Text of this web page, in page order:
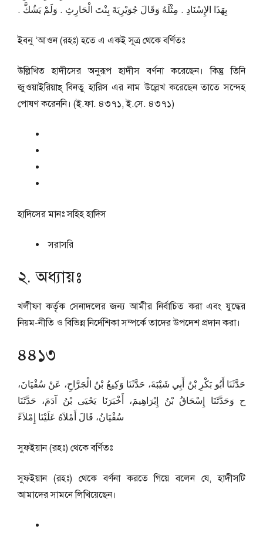
بِهَذَا الإِسْنَادِ ‏.‏ مِثْلَهُ وَقَالَ جُوَيْرِيَةَ بِنْتَ الْحَارِثِ ‏.‏ وَلَمْ يَشُكَّ ‏.‏
ইবনু ‘আওন (রহঃ) হতে এ একই সূত্র থেকে বর্ণিতঃ
উল্লিখিত হাদীসের অনুরূপ হাদীস বর্ণনা করেছেন। কিন্তু তিনি
জুওয়াইরিয়াহ্ বিনতু হারিস এর নাম উল্লেখ করেছেন তাতে সন্দেহ
পোষণ করেননি। (ই.ফা. ৪৩৭১, ই.সে. ৪৩৭১)
হাদিসের মানঃসহিহ হাদিস
সরাসরি
২. অধ্যায়ঃ
খলীফা কর্তৃক সেনাদলের জন্য আমীর নির্বাচিত করা এবং যুদ্ধের
নিয়ম-নীতি ও বিভিন্ন নির্দেশিকা সম্পর্কে তাদের উপদেশ প্রদান করা।
৪৪১৩
حَدَّثَنَا أَبُو بَكْرِ بْنُ أَبِي شَيْبَةَ، حَدَّثَنَا وَكِيعُ بْنُ الْجَرَّاحِ، عَنْ سُفْيَانَ،
ح وَحَدَّثَنَا إِسْحَاقُ بْنُ إِبْرَاهِيمَ، أَخْبَرَنَا يَحْيَى بْنُ آدَمَ، حَدَّثَنَا
سُفْيَانُ، قَالَ أَمْلاَهُ عَلَيْنَا إِمْلاَءً
সুফইয়ান (রহঃ) থেকে বর্ণিতঃ
সুফইয়ান (রহঃ) থেকে বর্ণনা করতে গিয়ে বলেন যে, হাদীসটি
আমাদের সামনে লিখিয়েছেন।